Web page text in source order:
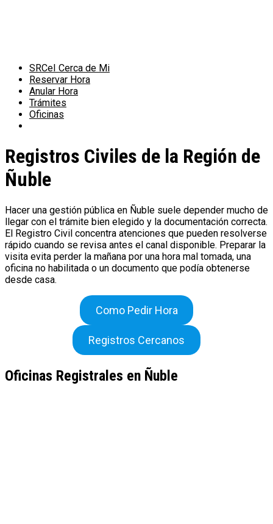
SRCeI Cerca de Mi
Reservar Hora
Anular Hora
Trámites
Oficinas
Registros Civiles de la Región de
Ñuble
Hacer una gestión pública en Ñuble suele depender mucho de
llegar con el trámite bien elegido y la documentación correcta.
El Registro Civil concentra atenciones que pueden resolverse
rápido cuando se revisa antes el canal disponible. Preparar la
visita evita perder la mañana por una hora mal tomada, una
oficina no habilitada o un documento que podía obtenerse
desde casa.
Como Pedir Hora
Registros Cercanos
Oficinas Registrales en Ñuble